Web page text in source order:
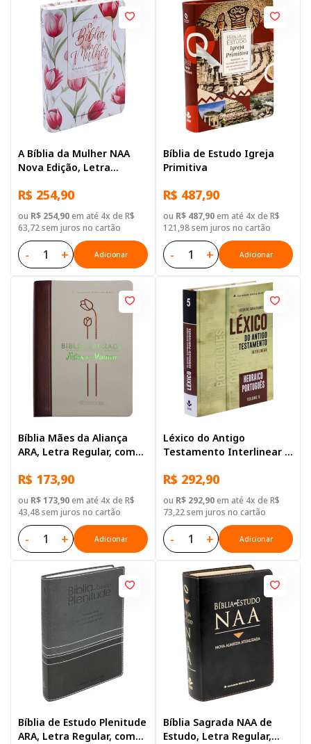
A Bíblia da Mulher NAA
Nova Edição, Letra
anotação, com mapa,
Capa Couro Sintético
Vermelha
R$ 254,90
ou R$ 254,90em até 4x de R$
63,72 sem juros no cartão
- + Adicionar
Bíblia de Estudo Igreja
Primitiva
R$ 487,90
ou R$ 487,90em até 4x de R$
121,98 sem juros no cartão
- + Adicionar
Bíblia Mães da Aliança
ARA, Letra Regular, com
Sintético Vinho
R$ 173,90
ou R$ 173,90em até 4x de R$
43,48 sem juros no cartão
- + Adicionar
Léxico do Antigo
Testamento Interlinear –
R$ 292,90
ou R$ 292,90em até 4x de R$
73,22 sem juros no cartão
- + Adicionar
Bíblia de Estudo Plenitude
ARA, Letra Regular, com
Bíblia Sagrada NAA de
Estudo, Letra Regular,